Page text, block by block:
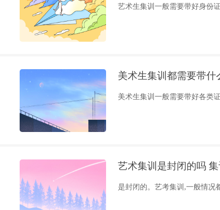
艺术生集训一般需要带好身份
美术生集训都需要带什
美术生集训一般需要带好各类
艺术集训是封闭的吗
是封闭的。艺考集训,一般情况